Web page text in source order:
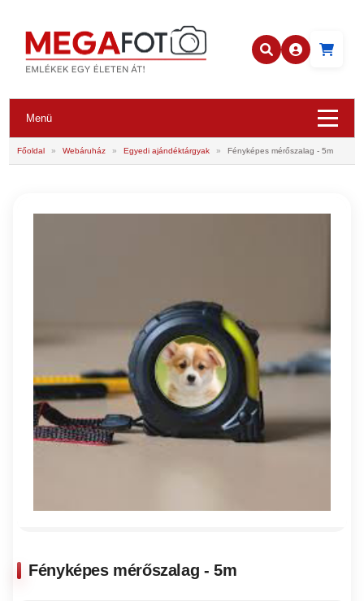
Menü
Főoldal » Webáruház » Egyedi ajándéktárgyak » Fényképes mérőszalag - 5m
Fényképes mérőszalag - 5m